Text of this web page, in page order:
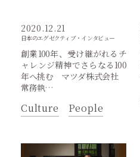
2020.12.21
日本のエグゼクティブ・インタビュー
創業100年、受け継がれるチ
ャレンジ精神でさらなる100
年へ挑む マツダ株式会社
常務執…
Culture People